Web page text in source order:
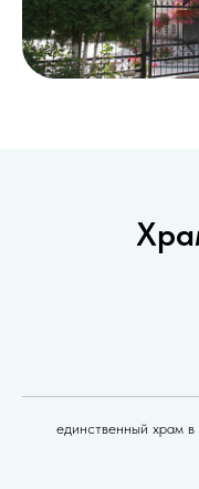
единственный храм